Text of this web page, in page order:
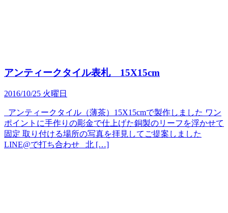
アンティークタイル表札 15X15cm
2016/10/25 火曜日
アンティークタイル（薄茶）15X15cmで製作しました ワン
ポイントに手作りの彫金で仕上げた銅製のリーフを浮かせて
固定 取り付ける場所の写真を拝見してご提案しました
LINE@で打ち合わせ 北 […]